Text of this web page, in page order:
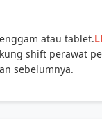
atau tablet.
shift perawat
sebelumnya.